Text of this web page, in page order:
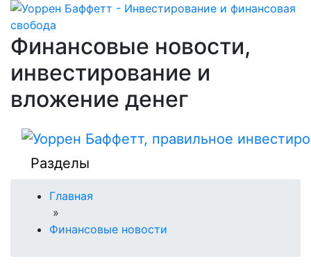
Финансовые новости,
инвестирование и
вложение денег
Разделы
Главная
»
Финансовые новости